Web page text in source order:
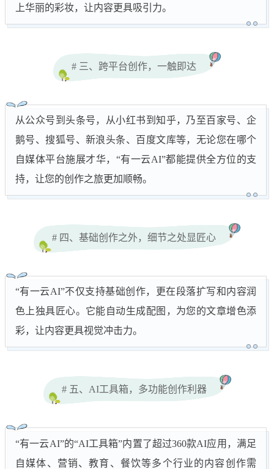
上华丽的彩妆，让内容更具吸引力。
# 三、跨平台创作，一触即达
从公众号到头条号，从小红书到知乎，乃至百家号、企
鹅号、搜狐号、新浪头条、百度文库等，无论您在哪个
自媒体平台施展才华，“有一云AI”都能提供全方位的支
持，让您的创作之旅更加顺畅。
# 四、基础创作之外，细节之处显匠心
“有一云AI”不仅支持基础创作，更在段落扩写和内容润
色上独具匠心。它能自动生成配图，为您的文章增色添
彩，让内容更具视觉冲击力。
# 五、AI工具箱，多功能创作利器
“有一云AI”的“AI工具箱”内置了超过360款AI应用，满足
自媒体、营销、教育、餐饮等多个行业的内容创作需